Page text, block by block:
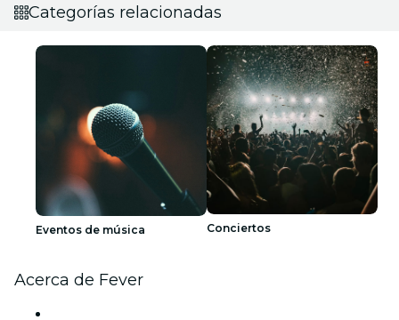
Categorías relacionadas
Eventos de música Conciertos
Acerca de Fever